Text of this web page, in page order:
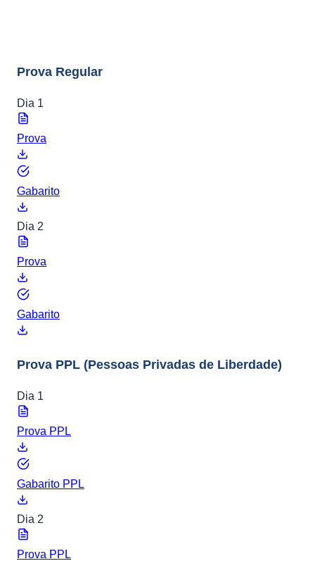
Prova Regular
Dia 1
Prova
Gabarito
Dia 2
Prova
Gabarito
Prova PPL (Pessoas Privadas de Liberdade)
Dia 1
Prova PPL
Gabarito PPL
Dia 2
Prova PPL